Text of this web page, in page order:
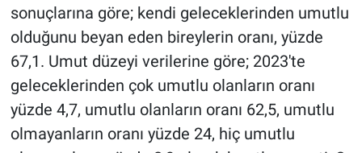
sonuçlarına göre; kendi geleceklerinden umutlu
olduğunu beyan eden bireylerin oranı, yüzde
67,1. Umut düzeyi verilerine göre; 2023'te
geleceklerinden çok umutlu olanların oranı
yüzde 4,7, umutlu olanların oranı 62,5, umutlu
olmayanların oranı yüzde 24, hiç umutlu